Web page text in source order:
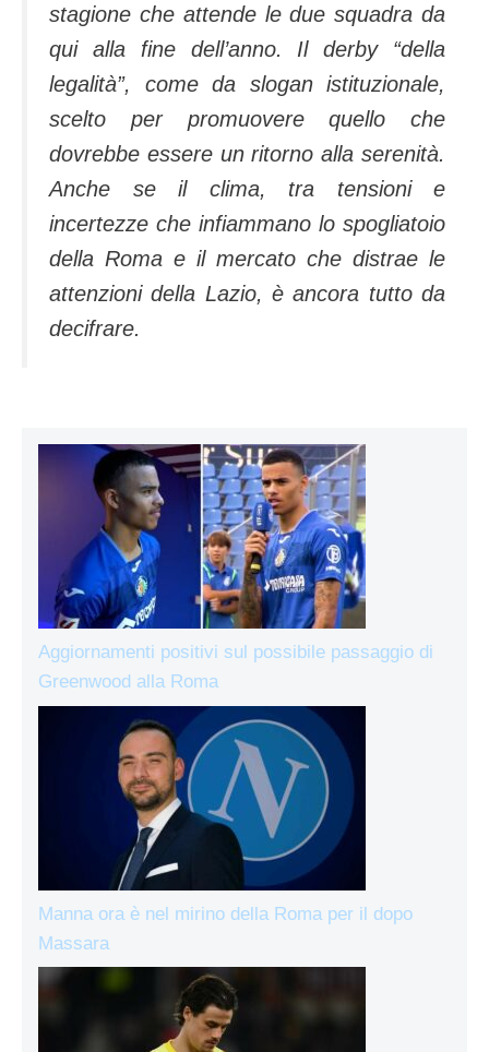
stagione che attende le due squadra da
qui alla fine dell’anno. Il derby “della
legalità”, come da slogan istituzionale,
scelto per promuovere quello che
dovrebbe essere un ritorno alla serenità.
Anche se il clima, tra tensioni e
incertezze che infiammano lo spogliatoio
della Roma e il mercato che distrae le
attenzioni della Lazio, è ancora tutto da
decifrare.
Aggiornamenti positivi sul possibile passaggio di
Greenwood alla Roma
Manna ora è nel mirino della Roma per il dopo
Massara